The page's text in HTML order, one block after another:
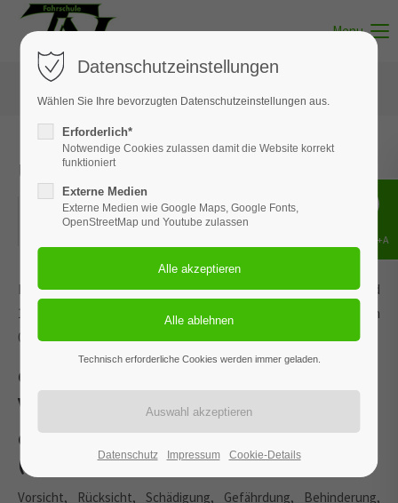
Menu
Unterricht - Thema 03
19.06.2025
Dieses Ereignis wird an den Terminen 05.02.2026, 26.03.2026 und
19.05.2026 wiederholt. Das nächste Ereignis findet statt am
05.05.2022. bis zum 19.05.2026.
Grundregeln, Verkehrszeichen und
Verkehrseinrichtungen
Grundregel § 1 Straßenverkehrs-Ordnung
(StVO)
Vorsicht, Rücksicht, Schädigung, Gefährdung, Behinderung,
Datenschutzeinstellungen
Wählen Sie Ihre bevorzugten Datenschutzeinstellungen aus.
Erforderlich*
Notwendige Cookies zulassen damit die Website korrekt
funktioniert
Externe Medien
Externe Medien wie Google Maps, Google Fonts,
OpenStreetMap und Youtube zulassen
Technisch erforderliche Cookies werden immer geladen.
Datenschutz Impressum Cookie-Details
Shift+Alt+A